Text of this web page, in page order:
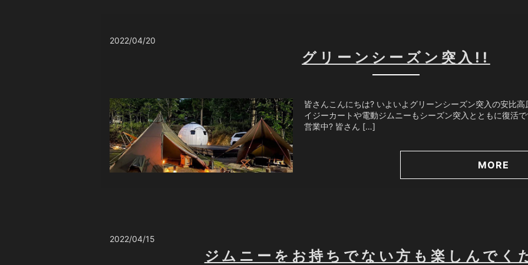
2022/04/20
グリーンシーズン突入!!
皆さんこんにちは? いよいよグリーンシーズン突入の安比
イジーカートや電動ジムニーもシーズン突入とともに復活
営業中? 皆さん […]
MORE
2022/04/15
ジムニーをお持ちでない方も楽しんでく